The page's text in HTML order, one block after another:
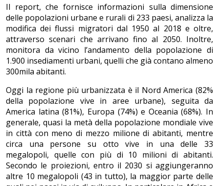
Il report, che fornisce informazioni sulla dimensione
delle popolazioni urbane e rurali di 233 paesi, analizza la
modifica dei flussi migratori dal 1950 al 2018 e oltre,
attraverso scenari che arrivano fino al 2050. Inoltre,
monitora da vicino l’andamento della popolazione di
1.900 insediamenti urbani, quelli che già contano almeno
300mila abitanti.
Oggi la regione più urbanizzata è il Nord America (82%
della popolazione vive in aree urbane), seguita da
America latina (81%), Europa (74%) e Oceania (68%). In
generale, quasi la metà della popolazione mondiale vive
in città con meno di mezzo milione di abitanti, mentre
circa una persone su otto vive in una delle 33
megalopoli, quelle con più di 10 milioni di abitanti.
Secondo le proiezioni, entro il 2030 si aggiungeranno
altre 10 megalopoli (43 in tutto), la maggior parte delle